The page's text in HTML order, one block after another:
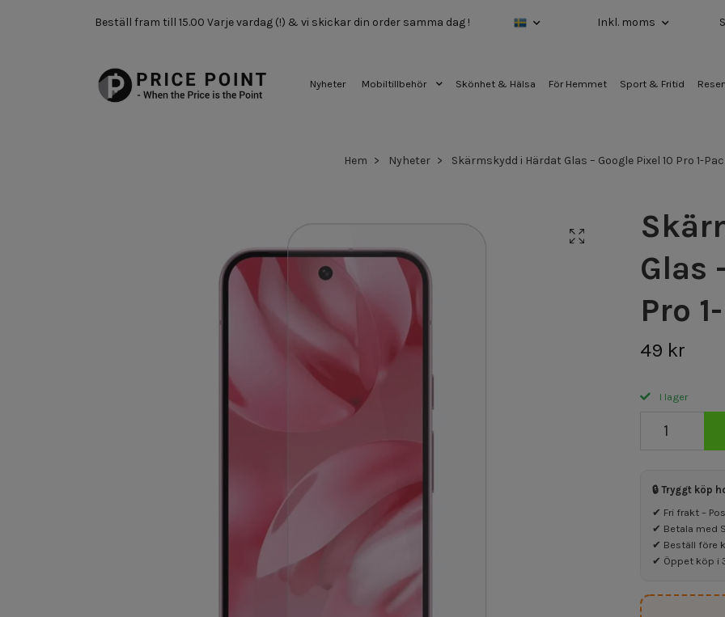
Beställ fram till 15.00 Varje vardag (!) & vi skickar din order samma dag ! Inkl. moms
Nyheter Mobiltillbehör Skönhet & Hälsa För Hemmet Sport & Fritid
Hem Nyheter Skärmskydd i Härdat Glas – Google Pixel 10 Pro 1-
Glas
Pro
49 kr
I lager
🔒 Tryggt köp
✔ Fri frakt –
✔ Betala med
✔ Beställ före
✔ Öppet köp i